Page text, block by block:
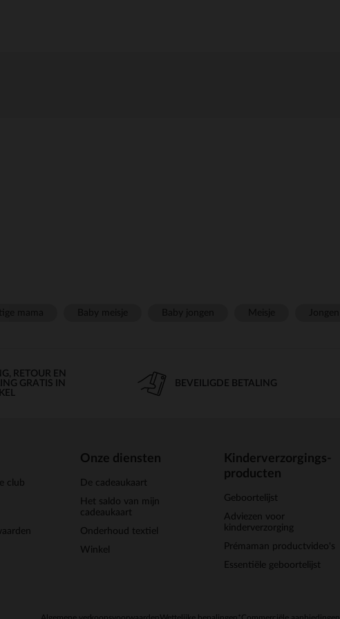
RETOUR EN
GRATIS IN
BEVEILIGDE BETALING
club
Onze diensten
De cadeaukaart
Het saldo van mijn
cadeaukaart
Onderhoud textiel
Winkel
Kinderverzorgings-
producten
Geboortelijst
Adviezen voor
kinderverzorging
Prémaman productvideo's
Essentiële geboortelijst